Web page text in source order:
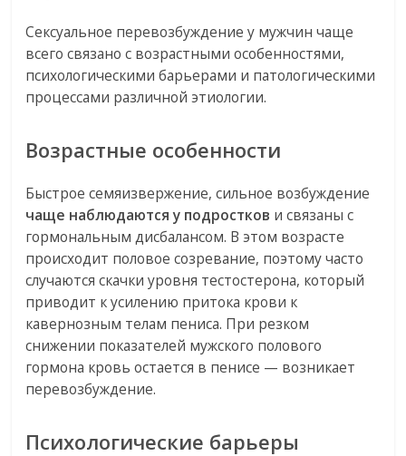
Сексуальное перевозбуждение у мужчин чаще
всего связано с возрастными особенностями,
психологическими барьерами и патологическими
процессами различной этиологии.
Возрастные особенности
Быстрое семяизвержение, сильное возбуждение
чаще наблюдаются у подростков и связаны с
гормональным дисбалансом. В этом возрасте
происходит половое созревание, поэтому часто
случаются скачки уровня тестостерона, который
приводит к усилению притока крови к
кавернозным телам пениса. При резком
снижении показателей мужского полового
гормона кровь остается в пенисе — возникает
перевозбуждение.
Психологические барьеры